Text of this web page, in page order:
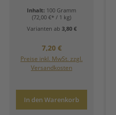
Inhalt: 100 Gramm
(72,00 €* / 1 kg)
Varianten ab 3,80 €
Regulärer Preis:
7,20 €
Preise inkl. MwSt. zzgl.
Versandkosten
In den Warenkorb